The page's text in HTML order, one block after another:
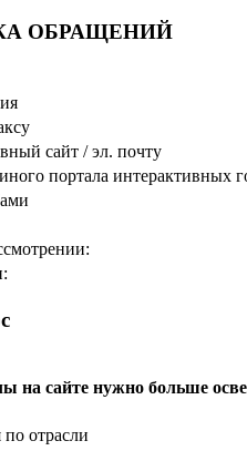
ОБРАЩЕНИЙ
сайт / эл. почту
портала интерактивных
на сайте нужно больше
отрасли